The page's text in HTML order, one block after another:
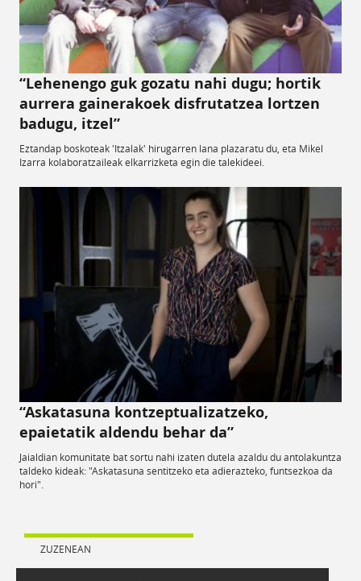
“Lehenengo guk gozatu nahi dugu; hortik
aurrera gainerakoek disfrutatzea lortzen
badugu, itzel”
Eztandap boskoteak 'Itzalak' hirugarren lana plazaratu du, eta Mikel
Izarra kolaboratzaileak elkarrizketa egin die talekideei.
“Askatasuna kontzeptualizatzeko,
epaietatik aldendu behar da”
Jaialdian komunitate bat sortu nahi izaten dutela azaldu du antolakuntza
taldeko kideak: "Askatasuna sentitzeko eta adierazteko, funtsezkoa da
hori".
ZUZENEAN